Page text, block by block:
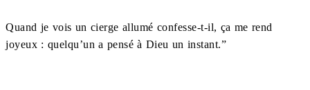
Quand je vois un cierge allumé confesse-t-il, ça me rend
joyeux : quelqu’un a pensé à Dieu un instant.”